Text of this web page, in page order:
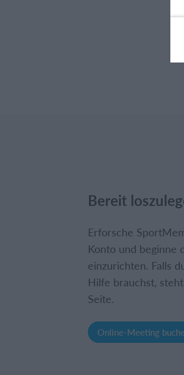
Bereit
Erforsche
Konto und beginne
einzurichten. Falls
Hilfe brauchst,
Seite.
Online-Meeting